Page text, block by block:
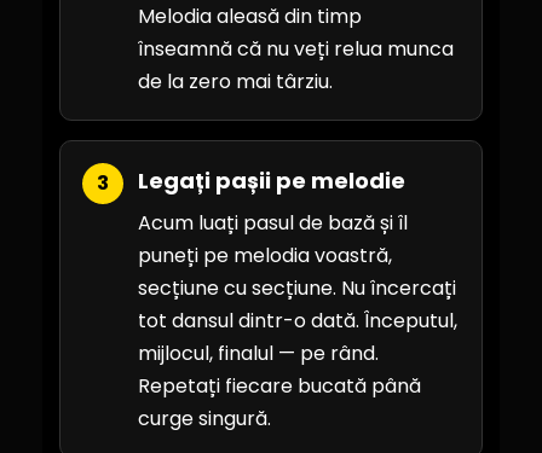
Melodia aleasă din timp
înseamnă că nu veți relua munca
de la zero mai târziu.
3 Legați pașii pe melodie
Acum luați pasul de bază și îl
puneți pe melodia voastră,
secțiune cu secțiune. Nu încercați
tot dansul dintr-o dată. Începutul,
mijlocul, finalul — pe rând.
Repetați fiecare bucată până
curge singură.